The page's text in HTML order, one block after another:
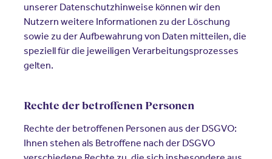
unserer Datenschutzhinweise können wir den
Nutzern weitere Informationen zu der Löschung
sowie zu der Aufbewahrung von Daten mitteilen, die
speziell für die jeweiligen Verarbeitungsprozesses
gelten.
Rechte der betroffenen Personen
Rechte der betroffenen Personen aus der DSGVO:
Ihnen stehen als Betroffene nach der DSGVO